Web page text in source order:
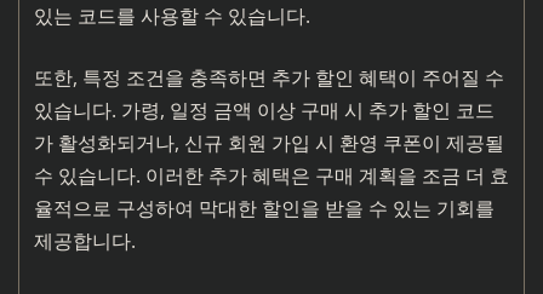
있는 코드를 사용할 수 있습니다.
또한, 특정 조건을 충족하면 추가 할인 혜택이 주어질 수
있습니다. 가령, 일정 금액 이상 구매 시 추가 할인 코드
가 활성화되거나, 신규 회원 가입 시 환영 쿠폰이 제공될
수 있습니다. 이러한 추가 혜택은 구매 계획을 조금 더 효
율적으로 구성하여 막대한 할인을 받을 수 있는 기회를
제공합니다.